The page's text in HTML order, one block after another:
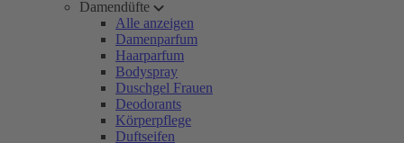
Damendüfte
Alle anzeigen
Damenparfum
Haarparfum
Bodyspray
Duschgel Frauen
Deodorants
Körperpflege
Duftseifen